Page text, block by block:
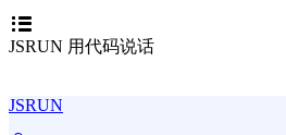
JSRUN 用代码说话
JSRUN